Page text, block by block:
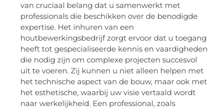
van cruciaal belang dat u samenwerkt met
professionals die beschikken over de benodigde
expertise. Het inhuren van een
houtbewerkingsbedrijf zorgt ervoor dat u toegang
heeft tot gespecialiseerde kennis en vaardigheden
die nodig zijn om complexe projecten succesvol
uit te voeren. Zij kunnen u niet alleen helpen met
het technische aspect van de bouw, maar ook met
het esthetische, waarbij uw visie vertaald wordt
naar werkelijkheid. Een professional, zoals